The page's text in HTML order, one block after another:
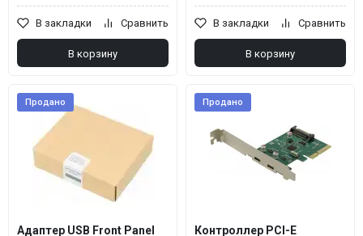
В закладки Сравнить
В корзину
В закладки Сравнить
В корзину
Продано
Адаптер USB Front Panel
Продано
Контроллер PCI-E